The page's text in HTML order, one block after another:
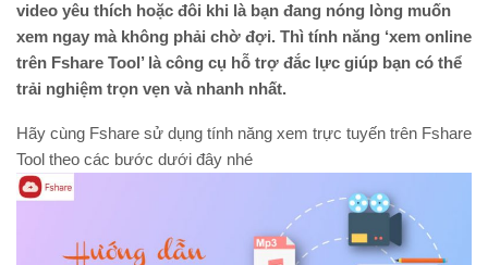
video yêu thích hoặc đôi khi là bạn đang nóng lòng muốn
xem ngay mà không phải chờ đợi. Thì tính năng ‘xem online
trên Fshare Tool’ là công cụ hỗ trợ đắc lực giúp bạn có thể
trải nghiệm trọn vẹn và nhanh nhất.
Hãy cùng Fshare sử dụng tính năng xem trực tuyến trên Fshare
Tool theo các bước dưới đây nhé